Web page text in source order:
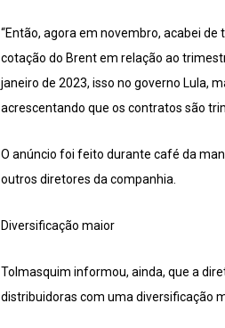
“Então, agora em novembro, acabei
cotação do Brent em relação ao
janeiro de 2023, isso no governo Lula,
acrescentando que os contratos são
O anúncio foi feito durante café da
outros diretores da companhia.
Diversificação maior
Tolmasquim informou, ainda, que a
distribuidoras com uma diversificação